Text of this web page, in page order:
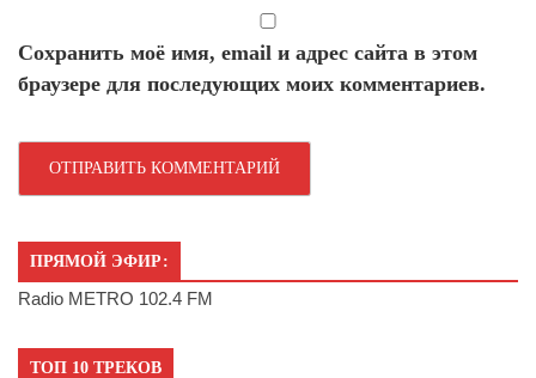
Сохранить моё имя, email и адрес сайта в этом
браузере для последующих моих комментариев.
ПРЯМОЙ ЭФИР:
Radio METRO 102.4 FM
ТОП 10 ТРЕКОВ